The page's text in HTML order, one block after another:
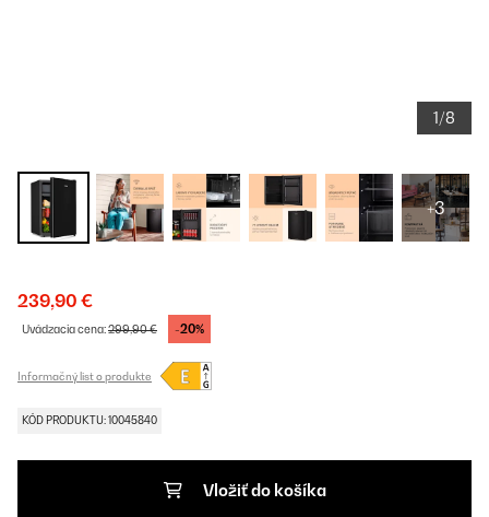
1/8
+3
239,90 €
Uvádzacia cena:299,90 € -20%
Informačný list o produkte
KÓD PRODUKTU: 10045840
Vložiť do košíka